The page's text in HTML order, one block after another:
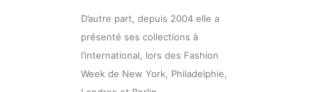
D’autre part, depuis 2004 elle a
présenté ses collections à
l’international, lors des Fashion
Week de New York, Philadelphie,